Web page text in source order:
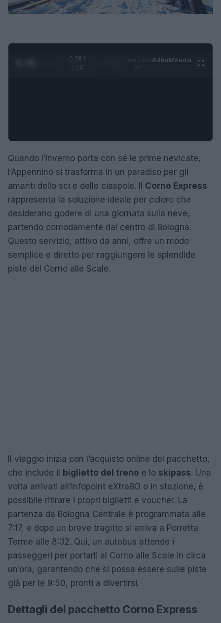
0:29 /
1:20
AdhubMedia
Quando l’inverno porta con sé le prime nevicate,
l’Appennino si trasforma in un paradiso per gli
amanti dello sci e delle ciaspole. Il Corno Express
rappresenta la soluzione ideale per coloro che
desiderano godere di una giornata sulla neve,
partendo comodamente dal centro di Bologna.
Questo servizio, attivo da anni, offre un modo
semplice e diretto per raggiungere le splendide
piste del Corno alle Scale.
Il viaggio inizia con l’acquisto online del pacchetto,
che include il biglietto del treno e lo skipass. Una
volta arrivati all’Infopoint eXtraBO o in stazione, è
possibile ritirare i propri biglietti e voucher. La
partenza da Bologna Centrale è programmata alle
7:17, e dopo un breve tragitto si arriva a Porretta
Terme alle 8:32. Qui, un autobus attende i
passeggeri per portarli al Corno alle Scale in circa
un’ora, garantendo che si possa essere sulle piste
già per le 9:50, pronti a divertirsi.
Dettagli del pacchetto Corno Express